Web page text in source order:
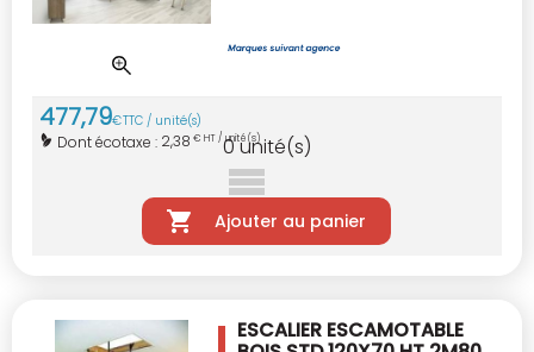
477,79€TTC / unité(s)
Dont écotaxe : 2,38 € HT / unité(s)
0unité(s)
Ajouter au panier
ESCALIER ESCAMOTABLE